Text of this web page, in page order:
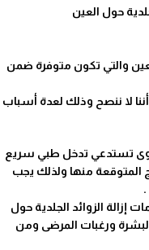
حول العين
والتي تكون متوفرة ضمن
لا ننصح وذلك لعدة أسباب
تستدعي تدخل طبي سريع
المتوقعة منها ولذلك يجب
إزالة الزوائد الجلدية حول
ورغبات المرضى ومن